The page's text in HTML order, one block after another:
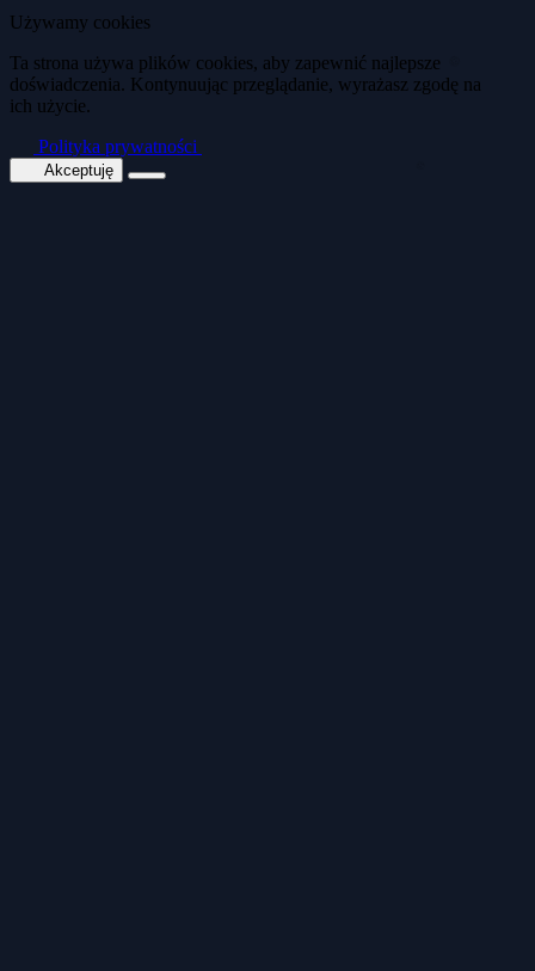
Używamy cookies
Ta strona używa plików cookies, aby zapewnić najlepsze
doświadczenia. Kontynuując przeglądanie, wyrażasz zgodę na
ich użycie.
Polityka prywatności
Akceptuję